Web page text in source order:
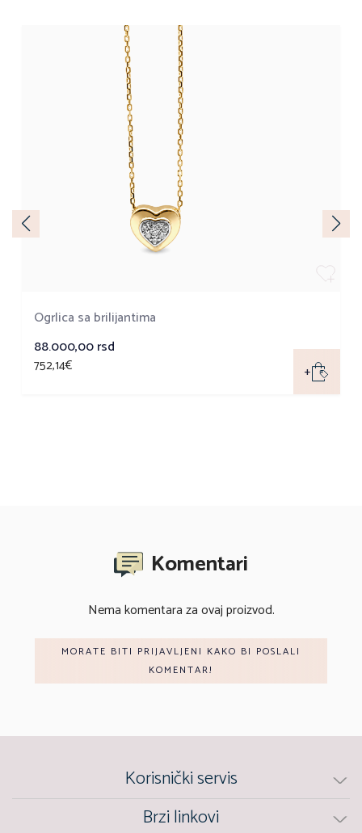
Ogrlica sa brilijantima
88.000,00rsd
752,14€ +
Komentari
Nema komentara za ovaj proizvod.
MORATE BITI PRIJAVLJENI KAKO BI POSLALI
KOMENTAR!
Korisnički servis
Brzi linkovi